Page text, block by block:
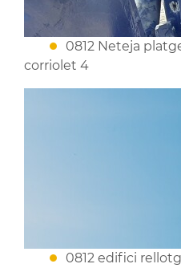
0812 Neteja
corriolet 4
0812 edifici